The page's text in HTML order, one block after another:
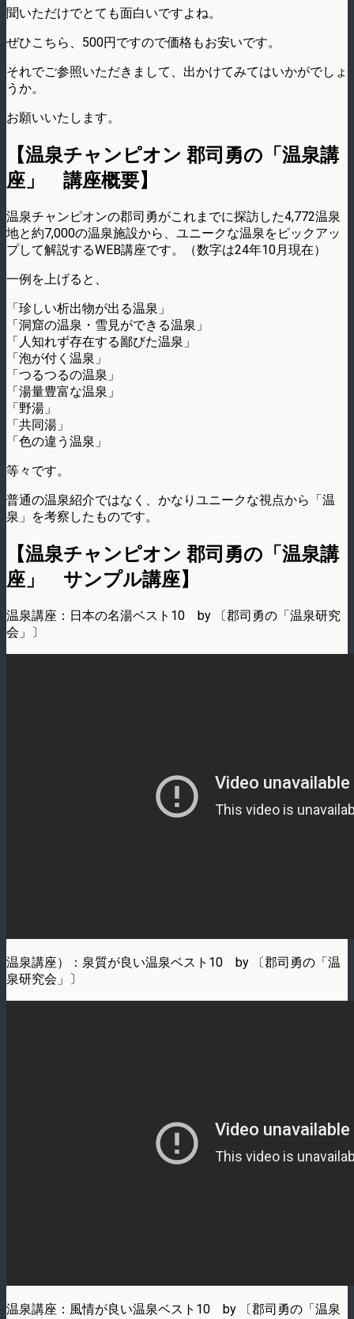
聞いただけでとても面白いですよね。
ぜひこちら、500円ですので価格もお安いです。
それでご参照いただきまして、出かけてみてはいかがでしょ
うか。
お願いいたします。
【温泉チャンピオン 郡司勇の「温泉講
座」 講座概要】
温泉チャンピオンの郡司勇がこれまでに探訪した4,772温泉
地と約7,000の温泉施設から、ユニークな温泉をピックアッ
プして解説するWEB講座です。（数字は24年10月現在）
一例を上げると、
「珍しい析出物が出る温泉」
「洞窟の温泉・雪見ができる温泉」
「人知れず存在する鄙びた温泉」
「泡が付く温泉」
「つるつるの温泉」
「湯量豊富な温泉」
「野湯」
「共同湯」
「色の違う温泉」
等々です。
普通の温泉紹介ではなく、かなりユニークな視点から「温
泉」を考察したものです。
【温泉チャンピオン 郡司勇の「温泉講
座」 サンプル講座】
温泉講座：日本の名湯ベスト10 by 〔郡司勇の「温泉研究
会」〕
温泉講座）：泉質が良い温泉ベスト10 by 〔郡司勇の「温
泉研究会」〕
温泉講座：風情が良い温泉ベスト10 by 〔郡司勇の「温泉